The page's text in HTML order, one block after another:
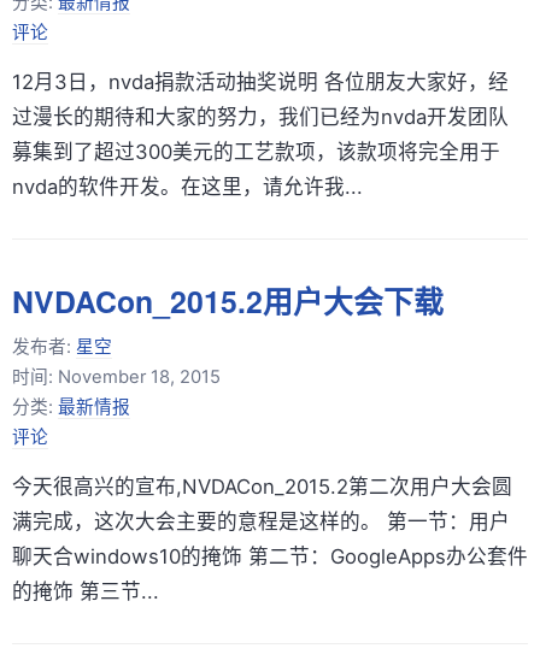
评论
12月3日，nvda捐款活动抽奖说明 各位朋友大家好，经
过漫长的期待和大家的努力，我们已经为nvda开发团队
募集到了超过300美元的工艺款项，该款项将完全用于
nvda的软件开发。在这里，请允许我...
NVDACon_2015.2用户大会下载
发布者: 星空
时间: November 18, 2015
分类: 最新情报
评论
今天很高兴的宣布,NVDACon_2015.2第二次用户大会圆
满完成，这次大会主要的意程是这样的。 第一节：用户
聊天合windows10的掩饰 第二节：GoogleApps办公套件
的掩饰 第三节...